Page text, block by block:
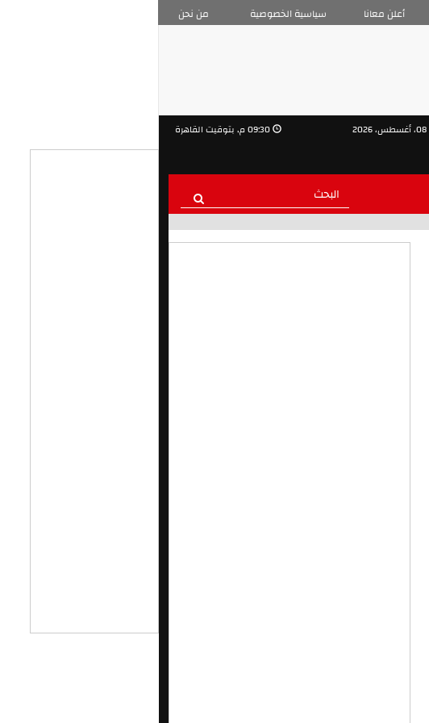
من نحن سياسية الخصوصية أعلن معانا